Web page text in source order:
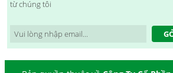
từ chúng tôi